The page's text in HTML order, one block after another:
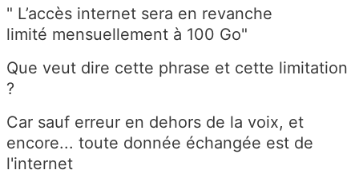
" L’accès internet sera en revanche
limité mensuellement à 100 Go"
Que veut dire cette phrase et cette limitation
?
Car sauf erreur en dehors de la voix, et
encore... toute donnée échangée est de
l'internet